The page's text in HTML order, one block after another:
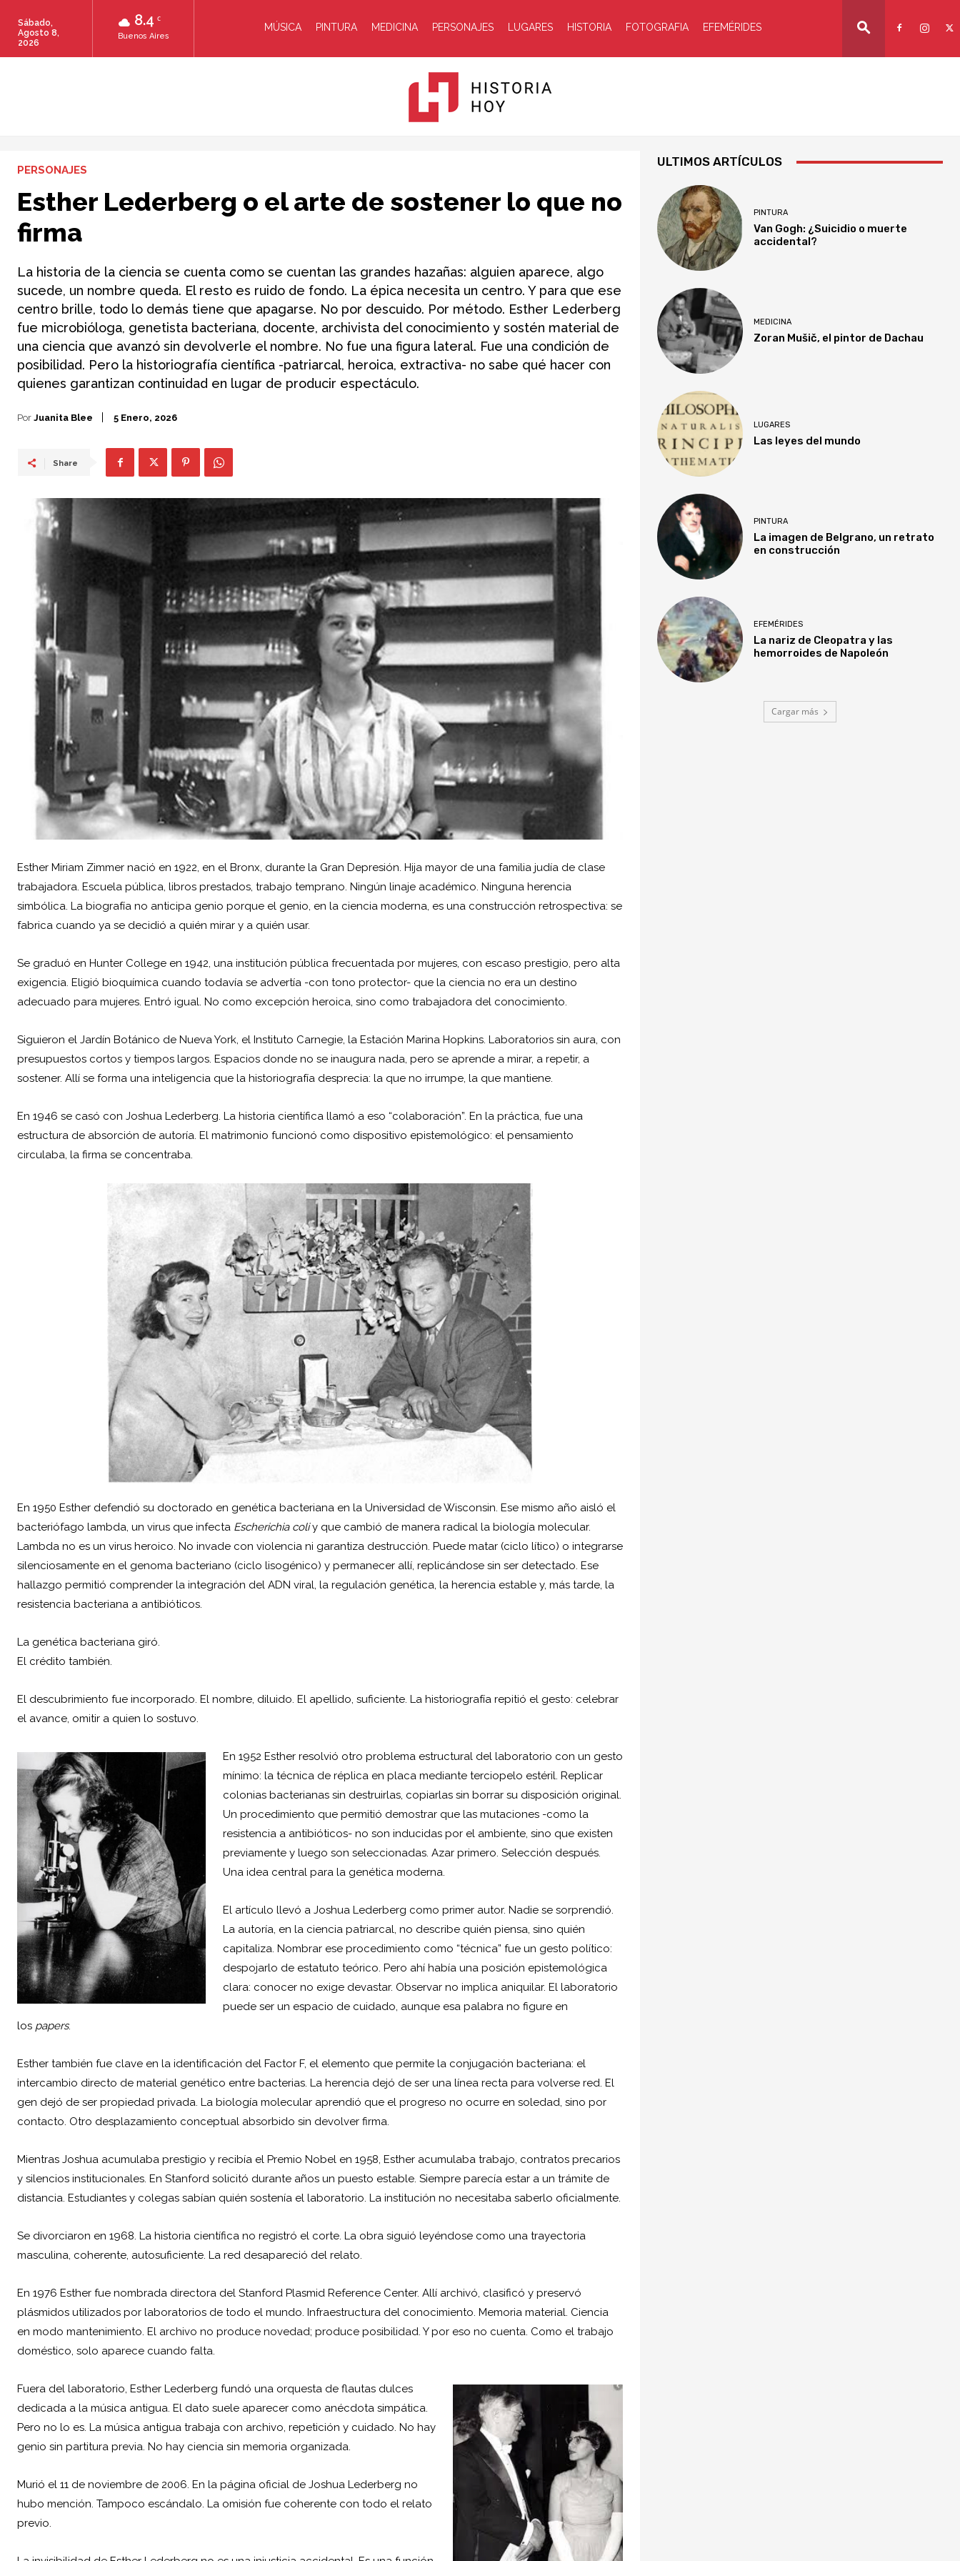
8.4 C
Buenos Aires
Sábado,
Agosto 8,
2026
MÚSICA PINTURA MEDICINA PERSONAJES LUGARES HISTORIA FOTOGRAFIA EFEMÉRIDES
Hoy
PERSONAJES
Esther Lederberg o el arte de sostener lo que no
firma
La historia de la ciencia se cuenta como se cuentan las grandes hazañas: alguien aparece, algo
sucede, un nombre queda. El resto es ruido de fondo. La épica necesita un centro. Y para que ese
centro brille, todo lo demás tiene que apagarse. No por descuido. Por método. Esther Lederberg
fue microbióloga, genetista bacteriana, docente, archivista del conocimiento y sostén material de
una ciencia que avanzó sin devolverle el nombre. No fue una figura lateral. Fue una condición de
posibilidad. Pero la historiografía científica -patriarcal, heroica, extractiva- no sabe qué hacer con
quienes garantizan continuidad en lugar de producir espectáculo.
Por Juanita Blee 5 Enero, 2026
Share
Esther Miriam Zimmer nació en 1922, en el Bronx, durante la Gran Depresión. Hija mayor de una familia judía de clase
trabajadora. Escuela pública, libros prestados, trabajo temprano. Ningún linaje académico. Ninguna herencia
simbólica. La biografía no anticipa genio porque el genio, en la ciencia moderna, es una construcción retrospectiva: se
fabrica cuando ya se decidió a quién mirar y a quién usar.
Se graduó en Hunter College en 1942, una institución pública frecuentada por mujeres, con escaso prestigio, pero alta
exigencia. Eligió bioquímica cuando todavía se advertía -con tono protector- que la ciencia no era un destino
adecuado para mujeres. Entró igual. No como excepción heroica, sino como trabajadora del conocimiento.
Siguieron el Jardín Botánico de Nueva York, el Instituto Carnegie, la Estación Marina Hopkins. Laboratorios sin aura, con
presupuestos cortos y tiempos largos. Espacios donde no se inaugura nada, pero se aprende a mirar, a repetir, a
sostener. Allí se forma una inteligencia que la historiografía desprecia: la que no irrumpe, la que mantiene.
En 1946 se casó con Joshua Lederberg. La historia científica llamó a eso “colaboración”. En la práctica, fue una
estructura de absorción de autoría. El matrimonio funcionó como dispositivo epistemológico: el pensamiento
circulaba, la firma se concentraba.
En 1950 Esther defendió su doctorado en genética bacteriana en la Universidad de Wisconsin. Ese mismo año aisló el
bacteriófago lambda, un virus que infecta Escherichia coliy que cambió de manera radical la biología molecular.
Lambda no es un virus heroico. No invade con violencia ni garantiza destrucción. Puede matar (ciclo lítico) o integrarse
silenciosamente en el genoma bacteriano (ciclo lisogénico) y permanecer allí, replicándose sin ser detectado. Ese
hallazgo permitió comprender la integración del ADN viral, la regulación genética, la herencia estable y, más tarde, la
resistencia bacteriana a antibióticos.
La genética bacteriana giró.
El crédito también.
El descubrimiento fue incorporado. El nombre, diluido. El apellido, suficiente. La historiografía repitió el gesto: celebrar
el avance, omitir a quien lo sostuvo.
En 1952 Esther resolvió otro problema estructural del laboratorio con un gesto
mínimo: la técnica de réplica en placa mediante terciopelo estéril. Replicar
colonias bacterianas sin destruirlas, copiarlas sin borrar su disposición original.
Un procedimiento que permitió demostrar que las mutaciones -como la
resistencia a antibióticos- no son inducidas por el ambiente, sino que existen
previamente y luego son seleccionadas. Azar primero. Selección después.
Una idea central para la genética moderna.
El artículo llevó a Joshua Lederberg como primer autor. Nadie se sorprendió.
La autoría, en la ciencia patriarcal, no describe quién piensa, sino quién
capitaliza. Nombrar ese procedimiento como “técnica” fue un gesto político:
despojarlo de estatuto teórico. Pero ahí había una posición epistemológica
clara: conocer no exige devastar. Observar no implica aniquilar. El laboratorio
puede ser un espacio de cuidado, aunque esa palabra no figure en
los papers.
Esther también fue clave en la identificación del Factor F, el elemento que permite la conjugación bacteriana: el
intercambio directo de material genético entre bacterias. La herencia dejó de ser una línea recta para volverse red. El
gen dejó de ser propiedad privada. La biología molecular aprendió que el progreso no ocurre en soledad, sino por
contacto. Otro desplazamiento conceptual absorbido sin devolver firma.
Mientras Joshua acumulaba prestigio y recibía el Premio Nobel en 1958, Esther acumulaba trabajo, contratos precarios
y silencios institucionales. En Stanford solicitó durante años un puesto estable. Siempre parecía estar a un trámite de
distancia. Estudiantes y colegas sabían quién sostenía el laboratorio. La institución no necesitaba saberlo oficialmente.
Se divorciaron en 1968. La historia científica no registró el corte. La obra siguió leyéndose como una trayectoria
masculina, coherente, autosuficiente. La red desapareció del relato.
En 1976 Esther fue nombrada directora del Stanford Plasmid Reference Center. Allí archivó, clasificó y preservó
plásmidos utilizados por laboratorios de todo el mundo. Infraestructura del conocimiento. Memoria material. Ciencia
en modo mantenimiento. El archivo no produce novedad; produce posibilidad. Y por eso no cuenta. Como el trabajo
doméstico, solo aparece cuando falta.
Fuera del laboratorio, Esther Lederberg fundó una orquesta de flautas dulces
dedicada a la música antigua. El dato suele aparecer como anécdota simpática.
Pero no lo es. La música antigua trabaja con archivo, repetición y cuidado. No hay
genio sin partitura previa. No hay ciencia sin memoria organizada.
Murió el 11 de noviembre de 2006. En la página oficial de Joshua Lederberg no
hubo mención. Tampoco escándalo. La omisión fue coherente con todo el relato
previo.
ULTIMOS ARTÍCULOS
PINTURA
Van Gogh: ¿Suicidio o muerte
accidental?
MEDICINA
Zoran Mušič, el pintor de Dachau
LUGARES
Las leyes del mundo
PINTURA
La imagen de Belgrano, un retrato
en construcción
EFEMÉRIDES
La nariz de Cleopatra y las
hemorroides de Napoleón
Cargar más